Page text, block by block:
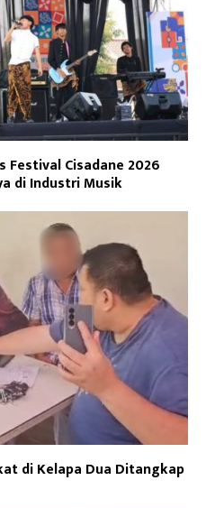
Festival Cisadane 2026
di Industri Musik
di Kelapa Dua Ditangkap